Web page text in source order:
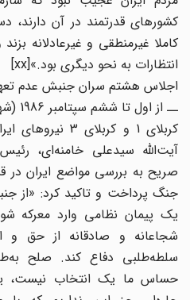
کشورهای قدرتمند در آن دارند،
کاملا غیرمنطقی و غیرعادلانه
انتظارات به نحو دیگری بود.»[xx]
اجلاس هشتم سران جنبش عدم تعهد
کربلای 1 و کربلای 3
آیت‌الله سیدعلی خامنه‌ای،
صریح به بررسی مواضع ایران در
جنگ پرداخت و تاکید کرد: «از
یک پیمان نظامی وارد معرکه
شجاعانه و صادقانه از حق و
سلطه‌طلبی دفاع کند. صلح
حساس ما یک انتخاب نیست،